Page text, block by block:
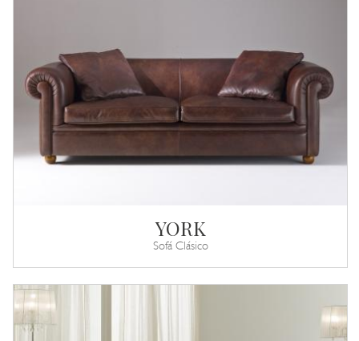
YORK
Sofá Clásico